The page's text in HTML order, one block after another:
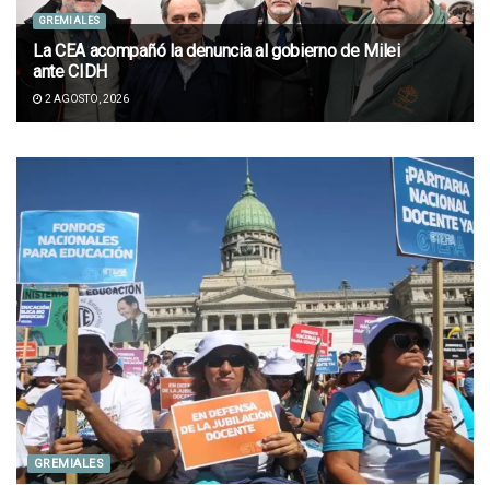
GREMIALES
La CEA acompañó la denuncia al gobierno de Milei
ante CIDH
2 AGOSTO, 2026
GREMIALES